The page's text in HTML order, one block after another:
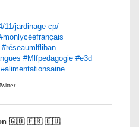
11/jardinage-cp/
#réseaumlfliban
#Mlfpedagogie #e3d
#alimentationsaine
🇬🇧 🇫🇷 🇪🇺